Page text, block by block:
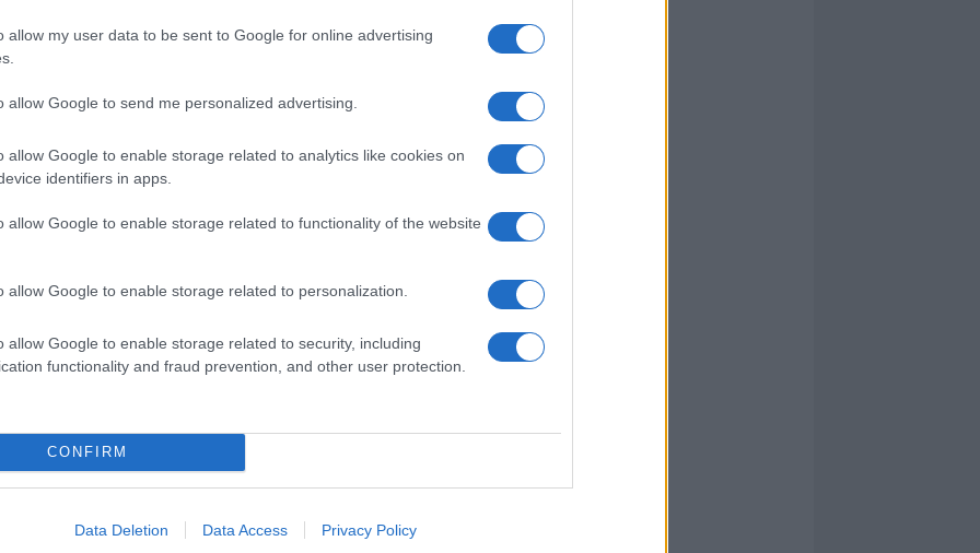
allow my user data to be sent to Google for online advertising
allow Google to send me personalized advertising.
allow Google to enable storage related to analytics like cookies on
identifiers in apps.
allow Google to enable storage related to functionality of the website
allow Google to enable storage related to personalization.
allow Google to enable storage related to security, including
functionality and fraud prevention, and other user protection.
CONFIRM
Data Deletion Data Access Privacy Policy
i tuoi video e le tue foto
+39 345 356 7512
di GalluraOggi.it
news da
Prossimo articolo